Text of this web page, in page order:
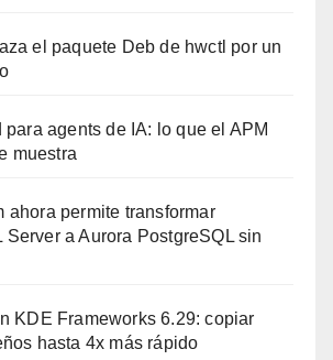
el paquete Deb de hwctl por un
agents de IA: lo que el APM
muestra
ahora permite transformar
Server a Aurora PostgreSQL sin
KDE Frameworks 6.29: copiar
hasta 4x más rápido